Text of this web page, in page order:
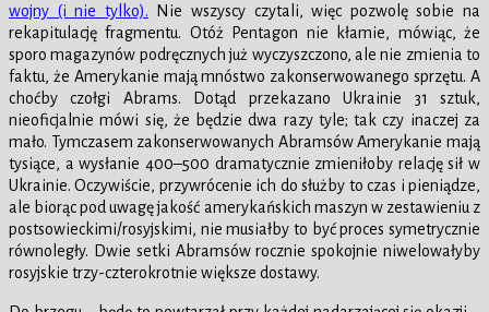
wojny (i nie tylko). Nie wszyscy czytali, więc pozwolę sobie na
rekapitulację fragmentu. Otóż Pentagon nie kłamie, mówiąc, że
sporo magazynów podręcznych już wyczyszczono, ale nie zmienia to
faktu, że Amerykanie mają mnóstwo zakonserwowanego sprzętu. A
choćby czołgi Abrams. Dotąd przekazano Ukrainie 31 sztuk,
nieoficjalnie mówi się, że będzie dwa razy tyle; tak czy inaczej za
mało. Tymczasem zakonserwowanych Abramsów Amerykanie mają
tysiące, a wysłanie 400–500 dramatycznie zmieniłoby relację sił w
Ukrainie. Oczywiście, przywrócenie ich do służby to czas i pieniądze,
ale biorąc pod uwagę jakość amerykańskich maszyn w zestawieniu z
postsowieckimi/rosyjskimi, nie musiałby to być proces symetrycznie
równoległy. Dwie setki Abramsów rocznie spokojnie niwelowałyby
rosyjskie trzy-czterokrotnie większe dostawy.